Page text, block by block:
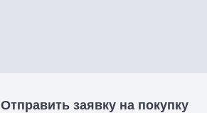
Отправить заявку на покупку